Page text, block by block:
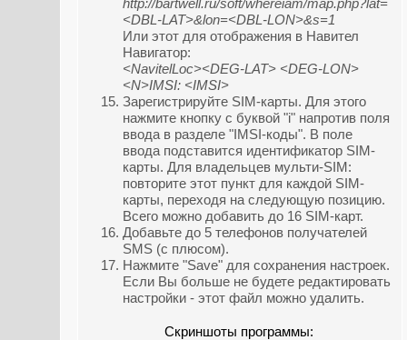
http://bartwell.ru/soft/whereiam/map.php?lat=
<DBL-LAT>&lon=<DBL-LON>&s=1
Или этот для отображения в Навител
Навигатор:
<NavitelLoc><DEG-LAT> <DEG-LON>
<N>IMSI: <IMSI>
Зарегистрируйте SIM-карты. Для этого
нажмите кнопку с буквой "i" напротив поля
ввода в разделе "IMSI-коды". В поле
ввода подставится идентификатор SIM-
карты. Для владельцев мульти-SIM:
повторите этот пункт для каждой SIM-
карты, переходя на следующую позицию.
Всего можно добавить до 16 SIM-карт.
Добавьте до 5 телефонов получателей
SMS (с плюсом).
Нажмите "Save" для сохранения настроек.
Если Вы больше не будете редактировать
настройки - этот файл можно удалить.
Скриншоты программы: